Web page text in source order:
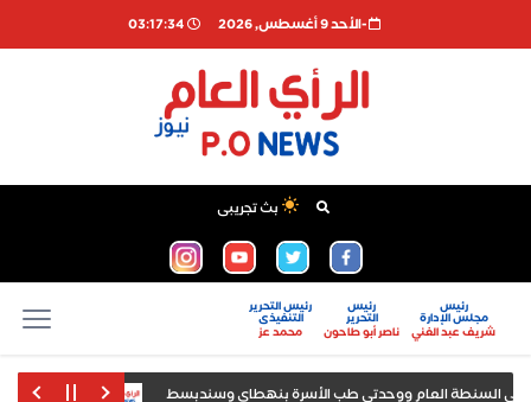
-اﻷحد 9 أغسطس, 2026 03:17:35
بث تجريبى
رئيس
مجلس الإدارة
شريف عبد الغني
رئيس
التحرير
ناصر أبو طاحون
رئيس التحرير
التنفيذى
محمد عز
السنطة العام ووحدتي طب الأسرة بنهطاي وسندبسط وزير الشباب